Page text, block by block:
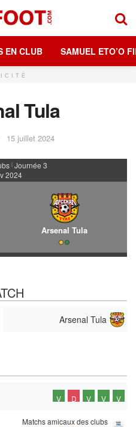
EN CLUB SAMUEL ETO’O
Tula
15 juillet 2024
| Journée 3
2024
Arsenal Tula
Arsenal Tula
V D V V V
Matchs amicaux des clubs